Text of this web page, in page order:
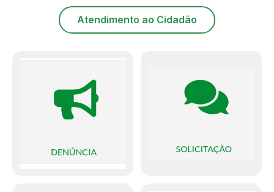
Atendimento ao Cidadão